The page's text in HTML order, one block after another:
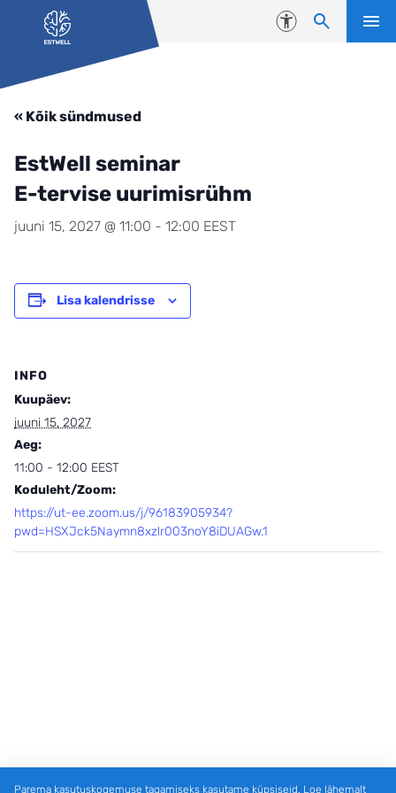
Liigu edasi põhisisu juurde
Juurdepääsetavus
« Kõik sündmused
EstWell seminar
E-tervise uurimisrühm
juuni 15, 2027 @ 11:00 - 12:00 EEST
Lisa kalendrisse
INFO
Kuupäev:
juuni 15, 2027
Aeg:
11:00 - 12:00 EEST
Koduleht/Zoom:
https://ut-ee.zoom.us/j/96183905934?
pwd=HSXJck5Naymn8xzlr003noY8iDUAGw.1
Parema kasutuskogemuse tagamiseks kasutame küpsiseid. Loe lähemalt